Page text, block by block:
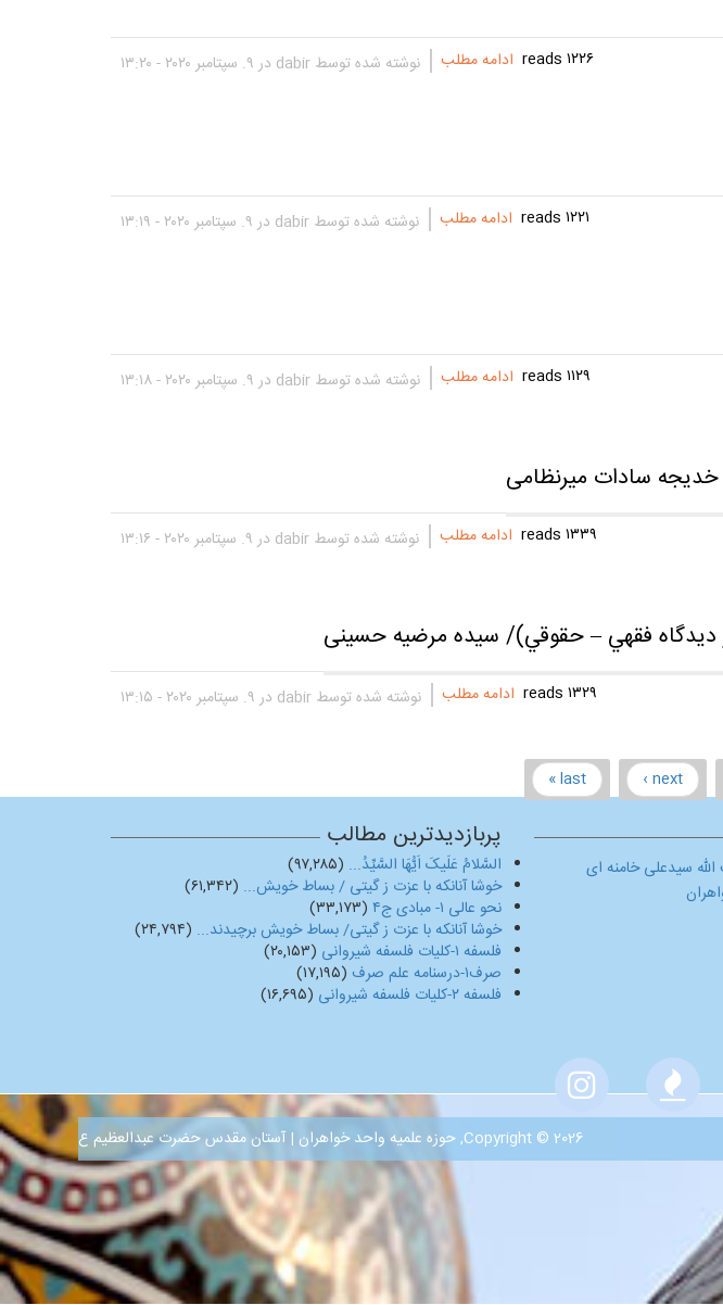
نوشته شده توسط dabir در ۹. سپتامبر ۲۰۲۰ - ۱۳:۲۰ ادامه مطلب ۱۲۲۶ reads
نوشته شده توسط dabir در ۹. سپتامبر ۲۰۲۰ - ۱۳:۱۹ ادامه مطلب ۱۲۲۱ reads
نوشته شده توسط dabir در ۹. سپتامبر ۲۰۲۰ - ۱۳:۱۸ ادامه مطلب ۱۱۲۹ reads
خدیجه سادات میرنظامی
نوشته شده توسط dabir در ۹. سپتامبر ۲۰۲۰ - ۱۳:۱۶ ادامه مطلب ۱۳۳۹ reads
ديدگاه فقهي – حقوقي)/ سیده مرضیه حسینی
نوشته شده توسط dabir در ۹. سپتامبر ۲۰۲۰ - ۱۳:۱۵ ادامه مطلب ۱۳۲۹ reads
next ›
last »
سیدعلی خامنه ای
پربازدیدترین مطالب
السَّلامُ عَلَیکَ اَیُّهَا السَّیِّدُ... (۹۷,۲۸۵)
خوشا آنانکه با عزت ز گیتی / بساط خویش... (۶۱,۳۴۲)
نحو عالی ۱- مبادی ج۴
(۳۳,۱۷۳)
خوشا آنانکه با عزت ز گیتی/ بساط خویش برچیدند... (۲۴,۷۹۴)
فلسفه ۱-کلیات فلسفه شیروانی
(۲۰,۱۵۳)
صرف۱-درسنامه علم صرف
(۱۷,۱۹۵)
فلسفه ۲-کلیات فلسفه شیروانی
(۱۶,۶۹۵)
Copyright © 2026, حوزه علمیه واحد خواهران | آستان مقدس حضرت عبدالعظیم ع